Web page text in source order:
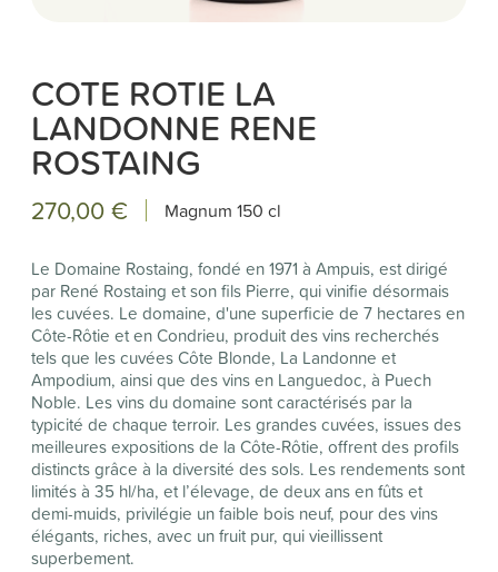
COTE ROTIE LA
LANDONNE RENE
ROSTAING
270,00 € Magnum 150 cl
Le Domaine Rostaing, fondé en 1971 à Ampuis, est dirigé
par René Rostaing et son fils Pierre, qui vinifie désormais
les cuvées. Le domaine, d'une superficie de 7 hectares en
Côte-Rôtie et en Condrieu, produit des vins recherchés
tels que les cuvées Côte Blonde, La Landonne et
Ampodium, ainsi que des vins en Languedoc, à Puech
Noble. Les vins du domaine sont caractérisés par la
typicité de chaque terroir. Les grandes cuvées, issues des
meilleures expositions de la Côte-Rôtie, offrent des profils
distincts grâce à la diversité des sols. Les rendements sont
limités à 35 hl/ha, et l’élevage, de deux ans en fûts et
demi-muids, privilégie un faible bois neuf, pour des vins
élégants, riches, avec un fruit pur, qui vieillissent
superbement.